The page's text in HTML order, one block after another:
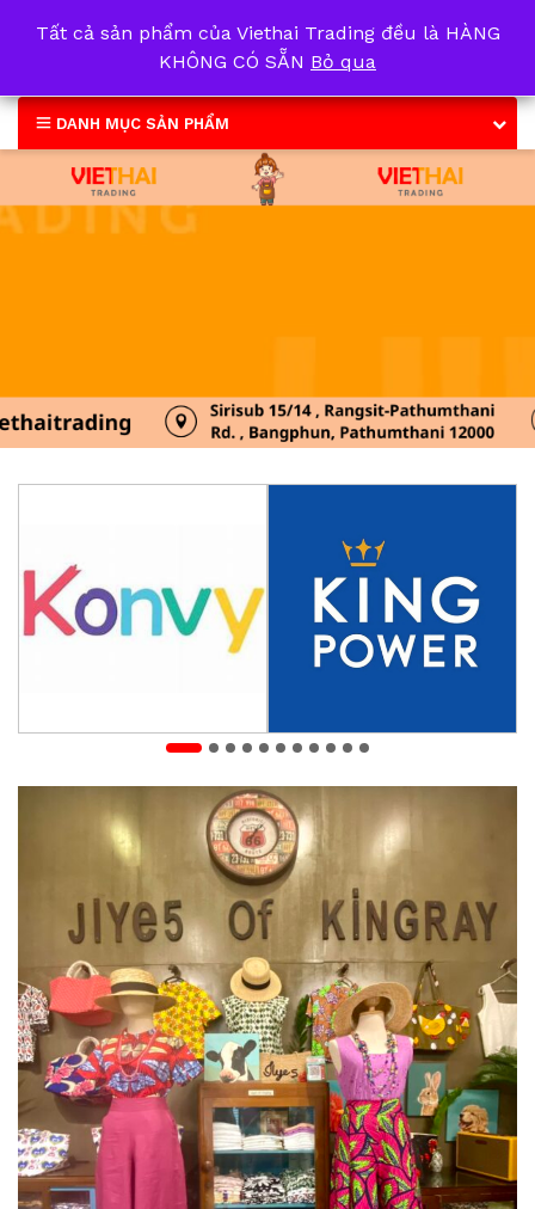
DANH MỤC SẢN PHẨM
Tất cả sản phẩm của Viethai Trading đều là HÀNG
KHÔNG CÓ SẴN Bỏ qua